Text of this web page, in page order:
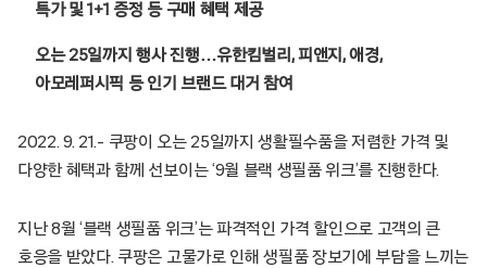
특가 및 1+1 증정 등 구매 혜택 제공
오는 25일까지 행사 진행…유한킴벌리, 피앤지, 애경,
아모레퍼시픽 등 인기 브랜드 대거 참여
2022. 9. 21.– 쿠팡이 오는 25일까지 생활필수품을 저렴한 가격 및
다양한 혜택과 함께 선보이는 ‘9월 블랙 생필품 위크’를 진행한다.
지난 8월 ‘블랙 생필품 위크’는 파격적인 가격 할인으로 고객의 큰
호응을 받았다. 쿠팡은 고물가로 인해 생필품 장보기에 부담을 느끼는